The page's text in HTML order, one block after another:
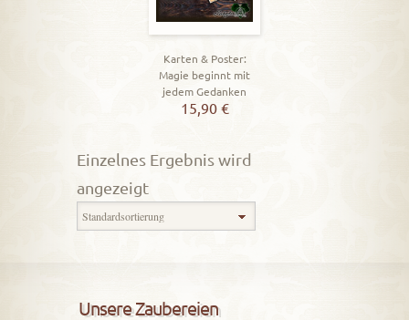
Karten & Poster:
Magie beginnt mit
jedem Gedanken
15,90 €
Einzelnes Ergebnis wird
angezeigt
Unsere Zaubereien